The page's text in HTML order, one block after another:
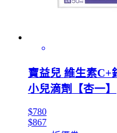
寶益兒 維生素C+
小兒滴劑【杏一】
$780
$867